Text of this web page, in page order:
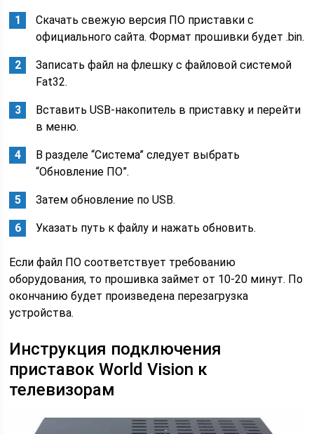
Скачать свежую версия ПО приставки с
официального сайта. Формат прошивки будет .bin.
Записать файл на флешку с файловой системой
Fat32.
Вставить USB-накопитель в приставку и перейти
в меню.
В разделе “Система” следует выбрать
“Обновление ПО”.
Затем обновление по USB.
Указать путь к файлу и нажать обновить.
Если файл ПО соответствует требованию
оборудования, то прошивка займет от 10-20 минут. По
окончанию будет произведена перезагрузка
устройства.
Инструкция подключения
приставок World Vision к
телевизорам